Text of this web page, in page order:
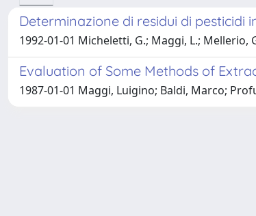
Determinazione di residui di pesticidi
1992-01-01 Micheletti, G.; Maggi, L.; Mellerio,
Evaluation of Some Methods of
1987-01-01 Maggi, Luigino; Baldi, Marco;